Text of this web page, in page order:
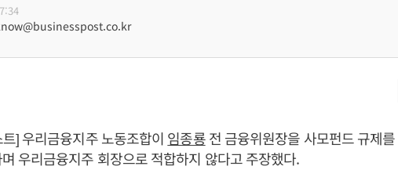
] 우리금융지주 노동조합이 임종룡전 금융위원장을 사모펀드 규제
우리금융지주 회장으로 적합하지 않다고 주장했다.